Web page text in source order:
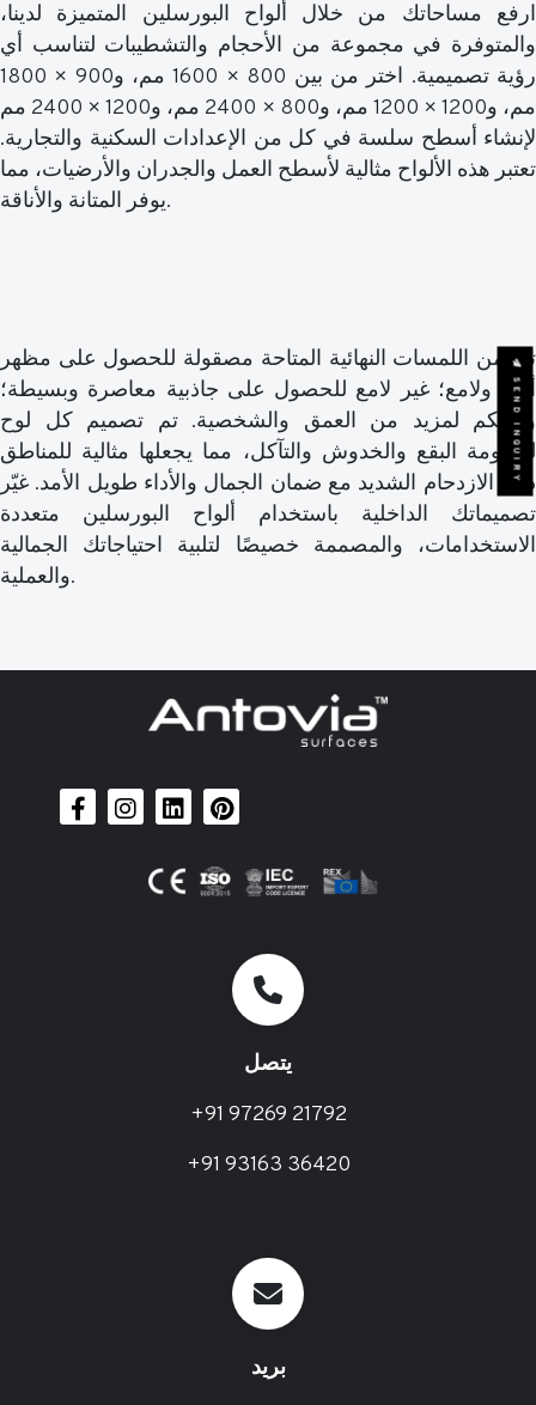
ارفع مساحاتك من خلال ألواح البورسلين المتميزة لدينا،
والمتوفرة في مجموعة من الأحجام والتشطيبات لتناسب أي
رؤية تصميمية. اختر من بين 800 × 1600 مم، و900 × 1800
مم، و1200 × 1200 مم، و800 × 2400 مم، و1200 × 2400 مم
لإنشاء أسطح سلسة في كل من الإعدادات السكنية والتجارية.
تعتبر هذه الألواح مثالية لأسطح العمل والجدران والأرضيات، مما
يوفر المتانة والأناقة.
تتضمن اللمسات النهائية المتاحة مصقولة للحصول على مظهر
أنيق ولامع؛ غير لامع للحصول على جاذبية معاصرة وبسيطة؛
ومحكم لمزيد من العمق والشخصية. تم تصميم كل لوح
لمقاومة البقع والخدوش والتآكل، مما يجعلها مثالية للمناطق
ذات الازدحام الشديد مع ضمان الجمال والأداء طويل الأمد. غيّر
تصميماتك الداخلية باستخدام ألواح البورسلين متعددة
الاستخدامات، والمصممة خصيصًا لتلبية احتياجاتك الجمالية
والعملية.
يتصل
+91 97269 21792
+91 93163 36420
بريد
SEND INQUIRY